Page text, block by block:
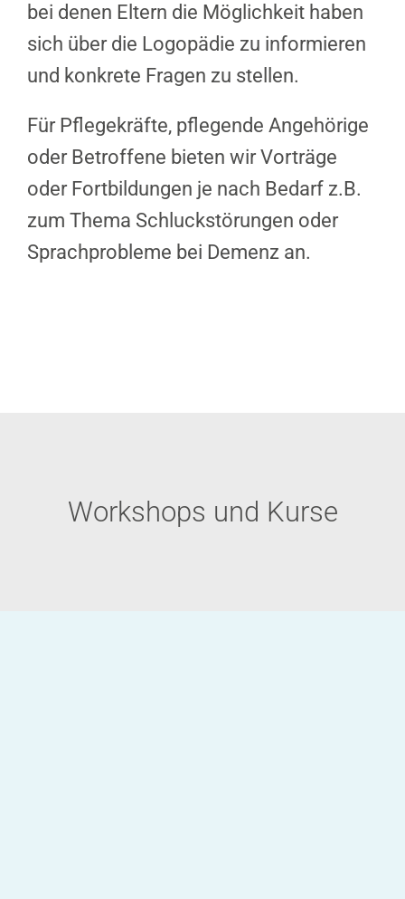
bei denen Eltern die Möglichkeit haben
sich über die Logopädie zu informieren
und konkrete Fragen zu stellen.
Für Pflegekräfte, pflegende Angehörige
oder Betroffene bieten wir Vorträge
oder Fortbildungen je nach Bedarf z.B.
zum Thema Schluckstörungen oder
Sprachprobleme bei Demenz an.
Workshops und Kurse